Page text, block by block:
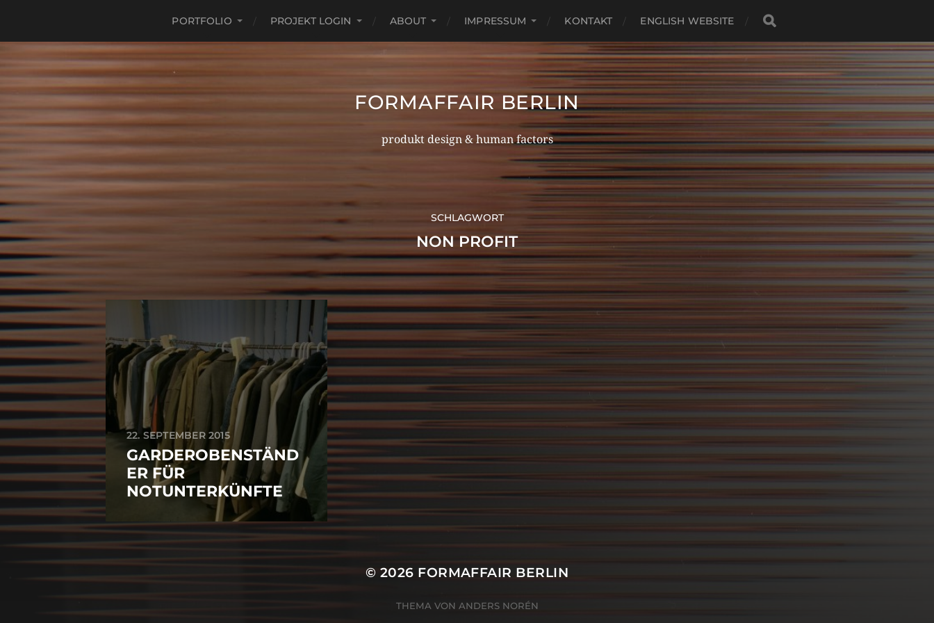
PORTFOLIO PROJEKT LOGIN ABOUT IMPRESSUM KONTAKT ENGLISH WEBSITE
FORMAFFAIR BERLIN
produkt design & human factors
SCHLAGWORT
NON PROFIT
22. SEPTEMBER 2015
GARDEROBENSTÄND
ER FÜR
NOTUNTERKÜNFTE
© 2026 FORMAFFAIR BERLIN
THEMA VON ANDERS NORÉN